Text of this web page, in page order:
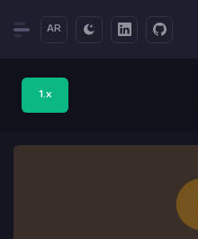
AR
1.x